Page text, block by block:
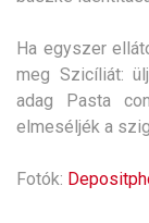
Ha egyszer
meg Szicíliát:
adag Pasta
elmeséljék a
Fotók: